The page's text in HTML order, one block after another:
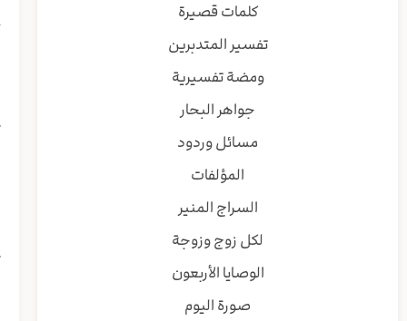
كلمات قصيرة
تفسير المتدبرين
ومضة تفسيرية
جواهر البحار
مسائل وردود
المؤلفات
السراج المنير
لكل زوج وزوجة
الوصايا الأربعون
صورة اليوم